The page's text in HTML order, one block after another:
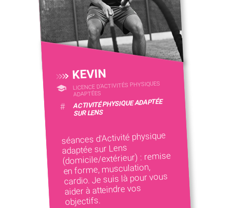
KEVIN
LICENCE D’ACTIVITÉS PHYSIQUES
ADAPTÉES
# ACTIVITÉ PHYSIQUE ADAPTÉE
SUR LENS
séances d'Activité physique
adaptée sur Lens
(domicile/extérieur) : remise
en forme, musculation,
cardio. Je suis là pour vous
aider à atteindre vos
objectifs.